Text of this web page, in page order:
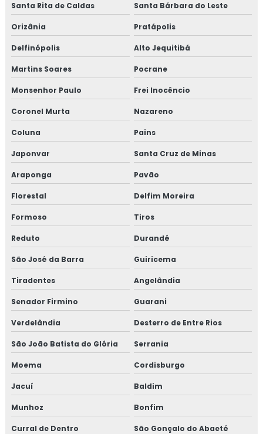
Santa Rita de Caldas Santa Bárbara do Leste
Orizânia Pratápolis
Delfinópolis Alto Jequitibá
Martins Soares Pocrane
Monsenhor Paulo Frei Inocêncio
Coronel Murta Nazareno
Coluna Pains
Japonvar Santa Cruz de Minas
Araponga Pavão
Florestal Delfim Moreira
Formoso Tiros
Reduto Durandé
São José da Barra Guiricema
Tiradentes Angelândia
Senador Firmino Guarani
Verdelândia Desterro de Entre Rios
São João Batista do Glória Serrania
Moema Cordisburgo
Jacuí Baldim
Munhoz Bonfim
Curral de Dentro São Gonçalo do Abaeté